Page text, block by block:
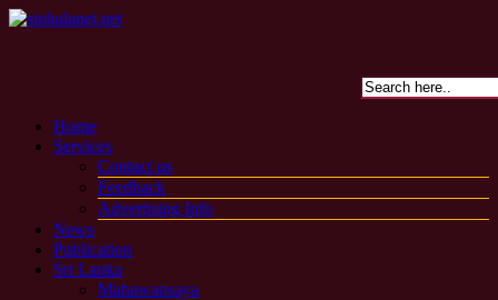
Home
Services
Contact us
Feedback
Advertising Info
News
Publication
Sri Lanka
Mahawansaya